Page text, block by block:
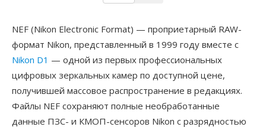
NEF (Nikon Electronic Format) — проприетарный RAW-
формат Nikon, представленный в 1999 году вместе с
Nikon D1 — одной из первых профессиональных
цифровых зеркальных камер по доступной цене,
получившей массовое распространение в редакциях.
Файлы NEF сохраняют полные необработанные
данные ПЗС- и КМОП-сенсоров Nikon с разрядностью